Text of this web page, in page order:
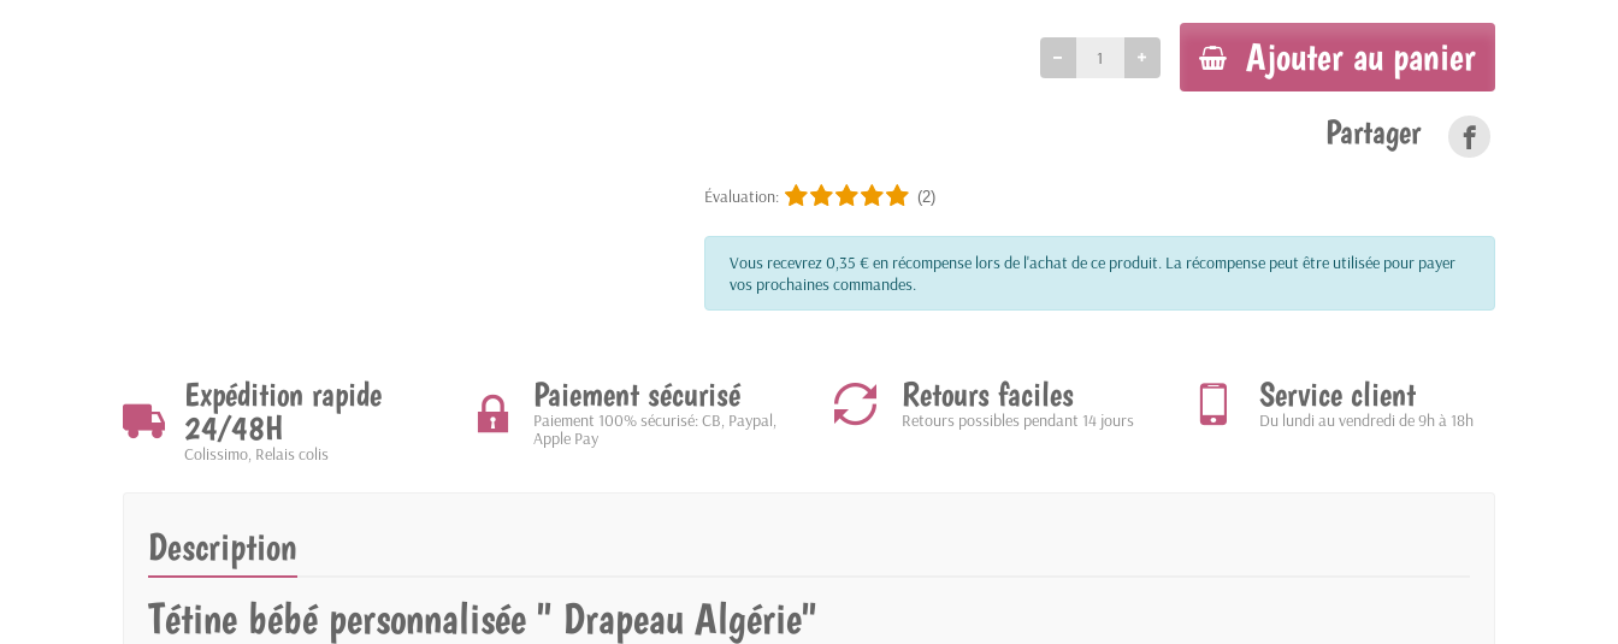
Ajouter au panier
Partager
Évaluation: (2)
Vous recevrez 0,35 € en récompense lors de l'achat de ce produit. La récompense peut être utilisée pour payer
vos prochaines commandes.
Expédition rapide
24/48H
Colissimo, Relais colis
Paiement sécurisé
Paiement 100% sécurisé: CB, Paypal,
Apple Pay
Retours faciles
Retours possibles pendant 14 jours
Service client
Du lundi au vendredi de 9h à 18h
Description
Tétine bébé personnalisée " Drapeau Algérie"